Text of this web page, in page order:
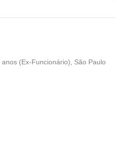
(Ex-Funcionário), São Paulo